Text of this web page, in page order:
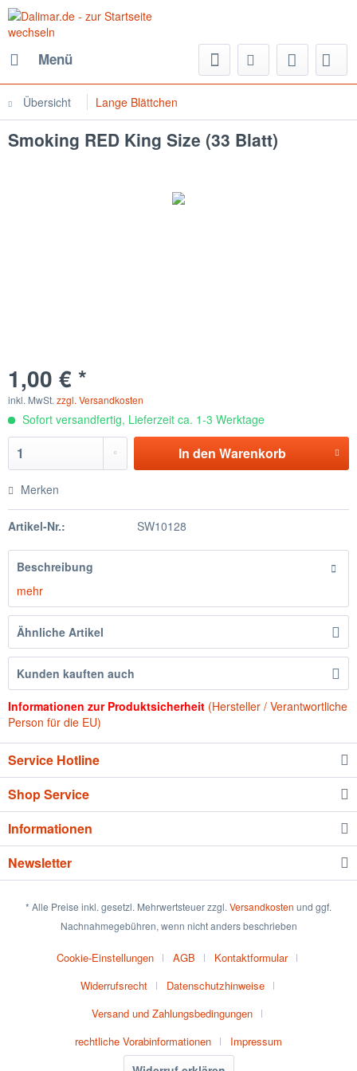
Menü
Übersicht Lange Blättchen
Smoking RED King Size (33 Blatt)
1,00 € *
inkl. MwSt. zzgl. Versandkosten
Sofort versandfertig, Lieferzeit ca. 1-3 Werktage
In den Warenkorb
Merken
Artikel-Nr.: SW10128
Beschreibung
mehr
Ähnliche Artikel
Kunden kauften auch
Informationen zur Produktsicherheit (Hersteller / Verantwortliche
Person für die EU)
Service Hotline
Shop Service
Informationen
Newsletter
* Alle Preise inkl. gesetzl. Mehrwertsteuer zzgl. Versandkosten und ggf.
Nachnahmegebühren, wenn nicht anders beschrieben
Cookie-Einstellungen AGB
Kontaktformular
Widerrufsrecht
Datenschutzhinweise
Versand und Zahlungsbedingungen
rechtliche Vorabinformationen
Impressum